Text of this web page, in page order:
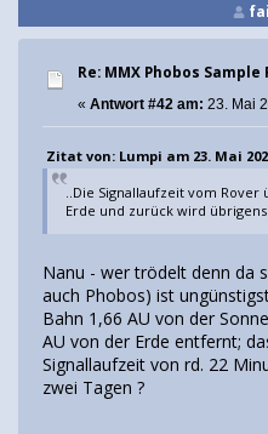
Re: MMX Phobos Sample
« Antwort #42 am: 23. Mai
Zitat von: Lumpi am 23. Mai
..Die Signallaufzeit vom
Erde und zurück wird
Nanu - wer trödelt denn da
auch Phobos) ist
Bahn 1,66 AU von der
AU von der Erde entfernt;
Signallaufzeit von rd. 22
zwei Tagen ?